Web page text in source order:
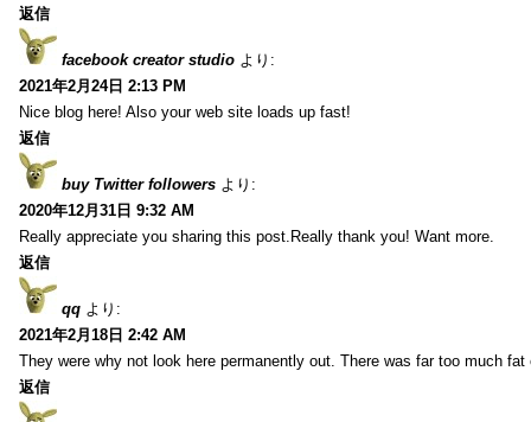
返信
facebook creator studio より:
2021年2月24日 2:13 PM
Nice blog here! Also your web site loads up fast!
返信
buy Twitter followers より:
2020年12月31日 9:32 AM
Really appreciate you sharing this post.Really thank you! Want more.
返信
qq より:
2021年2月18日 2:42 AM
They were why not look here permanently out. There was far too much fat
返信